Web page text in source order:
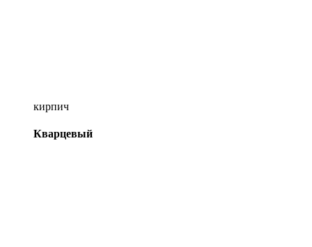
кирпич
Кварцевый